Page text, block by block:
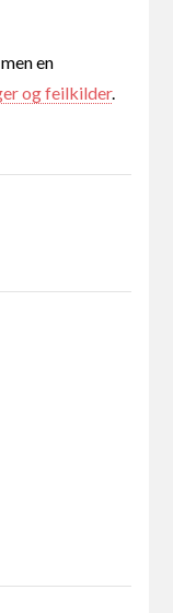
en
og feilkilder.